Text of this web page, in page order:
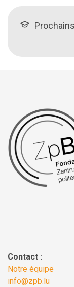
Contact :
Notre équipe
info@zpb.lu